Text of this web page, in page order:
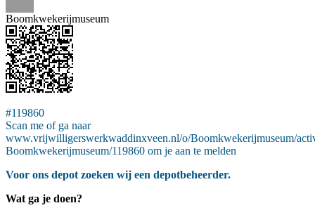
Boomkwekerijmuseum
#119860
Scan me of ga naar
www.vrijwilligerswerkwaddinxveen.nl/o/Boomkwekerijmuseum/
Boomkwekerijmuseum/119860 om je aan te melden
Voor ons depot zoeken wij een depotbeheerder.
Wat ga je doen?